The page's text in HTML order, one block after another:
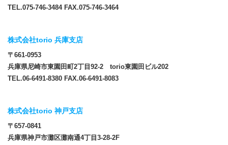
TEL.075-746-3484 FAX.075-746-3464
株式会社torio 兵庫支店
〒661-0953
兵庫県尼崎市東園田町2丁目92-2 torio東園田ビル202
TEL.06-6491-8380 FAX.06-6491-8083
株式会社torio 神戸支店
〒657-0841
兵庫県神戸市灘区灘南通4丁目3-28-2F